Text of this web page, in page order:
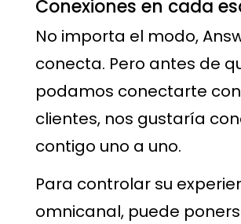
Conexiones en cada
No importa el modo,
conecta. Pero antes de
podamos conectarte
clientes, nos gustaría
contigo uno a uno.
Para controlar su
omnicanal, puede